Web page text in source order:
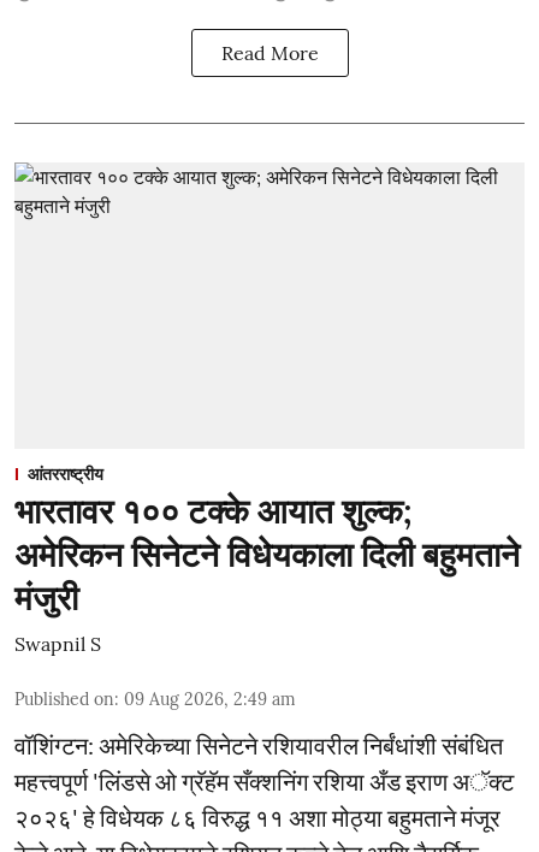
Read More
आंतरराष्ट्रीय
भारतावर १०० टक्के आयात शुल्क;
अमेरिकन सिनेटने विधेयकाला दिली बहुमताने
मंजुरी
Swapnil S
Published on: 09 Aug 2026, 2:49 am
वॉशिंग्टन: अमेरिकेच्या सिनेटने रशियावरील निर्बंधांशी संबंधित
महत्त्वपूर्ण 'लिंडसे ओ ग्रॅहॅम सँक्शनिंग रशिया अँड इराण अॅक्ट
२०२६' हे विधेयक ८६ विरुद्ध ११ अशा मोठ्या बहुमताने मंजूर